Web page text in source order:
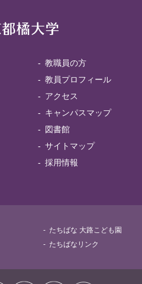
教職員の方
教員プロフィール
アクセス
キャンパスマップ
図書館
サイトマップ
採用情報
たちばな 大路こども園
たちばなリンク